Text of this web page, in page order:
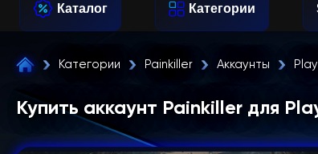
Каталог Категории
Категории Painkiller Аккаунты
Купить аккаунт Painkiller для